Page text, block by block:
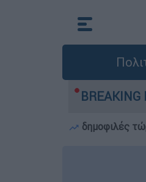
BREAKING
έχασε τη ζωή του στη
δημοφιλές